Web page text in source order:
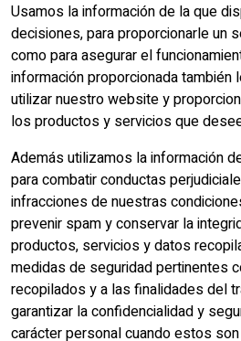
Usamos la información de la que
decisiones, para proporcionarle un
como para asegurar el
información proporcionada también
utilizar nuestro website y
los productos y servicios que
Además utilizamos la información
para combatir conductas
infracciones de nuestras
prevenir spam y conservar la
productos, servicios y datos
medidas de seguridad pertinentes
recopilados y a las finalidades del
garantizar la confidencialidad y
carácter personal cuando estos